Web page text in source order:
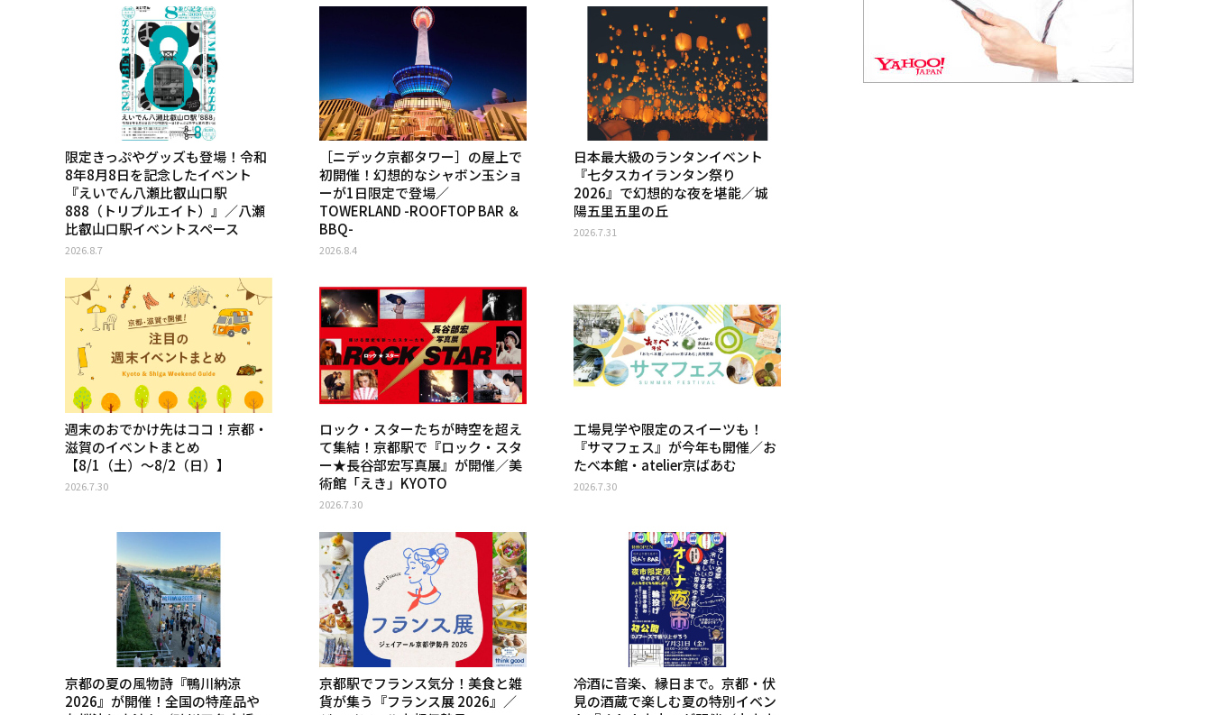
限定きっぷやグッズも登場！令和
8年8月8日を記念したイベント
『えいでん八瀬比叡山口駅
888（トリプルエイト）』／八瀬
比叡山口駅イベントスペース
2026.8.7
［ニデック京都タワー］の屋上で
初開催！幻想的なシャボン玉ショ
ーが1日限定で登場／
TOWERLAND -ROOFTOP BAR ＆
BBQ-
2026.8.4
日本最大級のランタンイベント
『七夕スカイランタン祭り
2026』で幻想的な夜を堪能／城
陽五里五里の丘
2026.7.31
週末のおでかけ先はココ！京都・
滋賀のイベントまとめ
【8/1（土）〜8/2（日）】
2026.7.30
ロック・スターたちが時空を超え
て集結！京都駅で『ロック・スタ
ー★長谷部宏写真展』が開催／美
術館「えき」KYOTO
2026.7.30
工場見学や限定のスイーツも！
『サマフェス』が今年も開催／お
たべ本館・atelier京ばあむ
2026.7.30
京都の夏の風物詩『鴨川納涼
2026』が開催！全国の特産品や
京都駅でフランス気分！美食と雑
貨が集う『フランス展 2026』／
冷酒に音楽、縁日まで。京都・伏
見の酒蔵で楽しむ夏の特別イベン